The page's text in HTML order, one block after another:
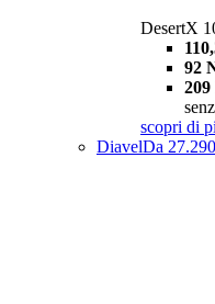
DesertX
92
209
scopri di
DiavelDa